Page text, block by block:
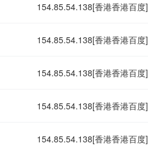
154.85.54.138[香港香港百度]
154.85.54.138[香港香港百度]
154.85.54.138[香港香港百度]
154.85.54.138[香港香港百度]
154.85.54.138[香港香港百度]